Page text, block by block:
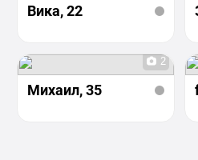
Вика, 22
2
Михаил, 35